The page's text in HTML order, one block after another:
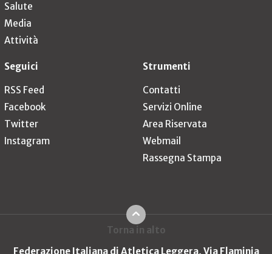
Salute
Media
Attività
Seguici
RSS Feed
Facebook
Twitter
Instagram
Strumenti
Contatti
Servizi Online
Area Riservata
Webmail
Rassegna Stampa
Torna in alto
Federazione Italiana di Atletica Leggera, Via Flaminia